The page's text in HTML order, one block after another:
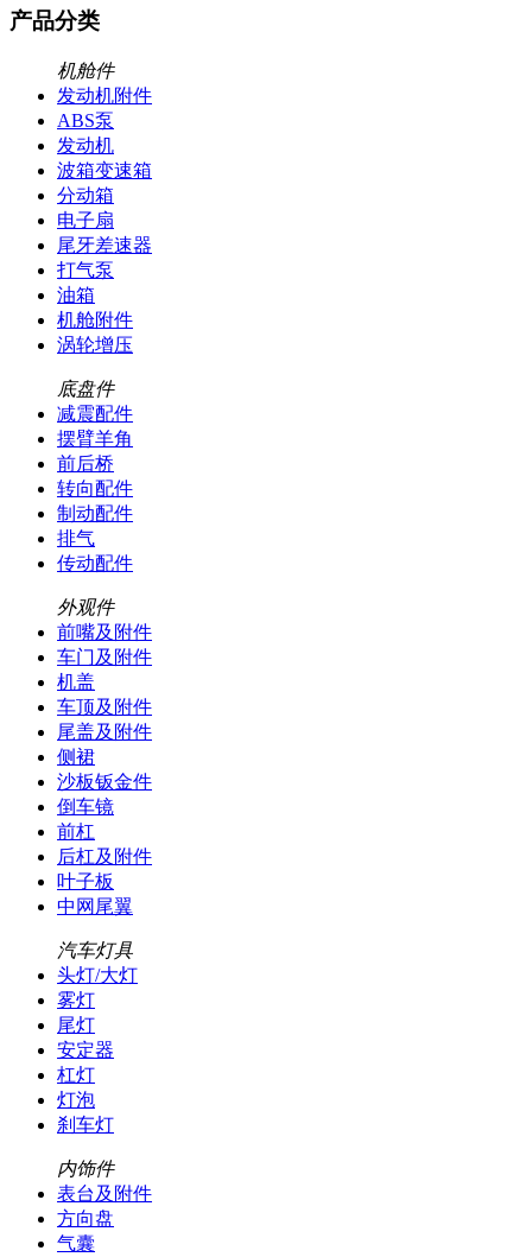
产品分类
机舱件
发动机附件
ABS泵
发动机
波箱变速箱
分动箱
电子扇
尾牙差速器
打气泵
油箱
机舱附件
涡轮增压
底盘件
减震配件
摆臂羊角
前后桥
转向配件
制动配件
排气
传动配件
外观件
前嘴及附件
车门及附件
机盖
车顶及附件
尾盖及附件
侧裙
沙板钣金件
倒车镜
前杠
后杠及附件
叶子板
中网尾翼
汽车灯具
头灯/大灯
雾灯
尾灯
安定器
杠灯
灯泡
刹车灯
内饰件
表台及附件
方向盘
气囊